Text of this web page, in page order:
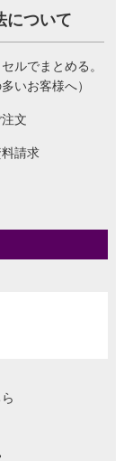
について
ルでまとめる。
いお客様へ）
文
請求